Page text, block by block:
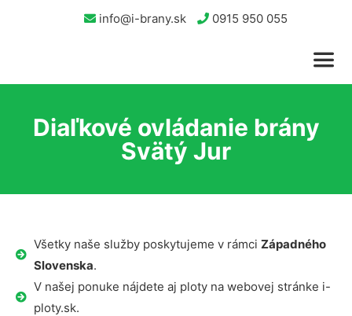
info@i-brany.sk 0915 950 055
Diaľkové ovládanie brány
Svätý Jur
Všetky naše služby poskytujeme v rámci Západného
Slovenska.
V našej ponuke nájdete aj ploty na webovej stránke i-
ploty.sk.